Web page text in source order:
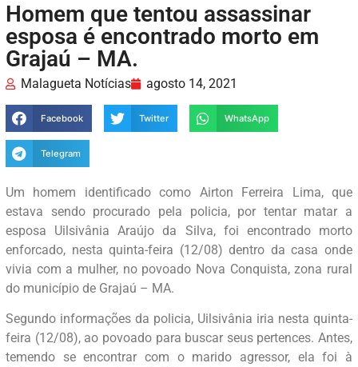
Homem que tentou assassinar
esposa é encontrado morto em
Grajaú – MA.
Malagueta Notícias agosto 14, 2021
Facebook Twitter WhatsApp
Telegram
Um homem identificado como Airton Ferreira Lima, que
estava sendo procurado pela policia, por tentar matar a
esposa Uilsivânia Araújo da Silva, foi encontrado morto
enforcado, nesta quinta-feira (12/08) dentro da casa onde
vivia com a mulher, no povoado Nova Conquista, zona rural
do município de Grajaú – MA.
Segundo informações da policia, Uilsivânia iria nesta quinta-
feira (12/08), ao povoado para buscar seus pertences. Antes,
temendo se encontrar com o marido agressor, ela foi à